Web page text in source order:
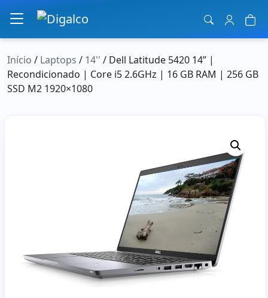
Navegação principal
Início / Laptops / 14'' / Dell Latitude 5420 14” |
Recondicionado | Core i5 2.6GHz | 16 GB RAM | 256 GB
SSD M2 1920×1080